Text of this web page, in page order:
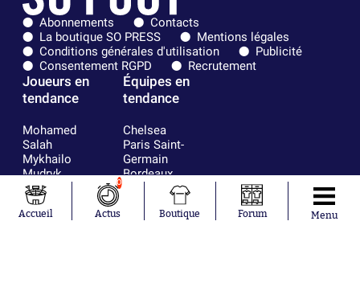
Abonnements
Contacts
La boutique SO PRESS
Mentions légales
Conditions générales d'utilisation
Publicité
Consentement RGPD
Recrutement
Joueurs en
tendance
Mohamed
Salah
Mykhailo
Mudryk
Neymar
Khalis Merah
Loïs Openda
Équipes en
tendance
Chelsea
Paris Saint-
Germain
Bordeaux
Olympique
FIFA
Accueil
0
Actus Boutique Forum Menu